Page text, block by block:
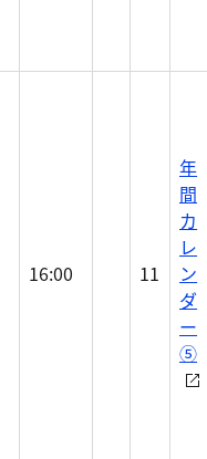
16:00 11
年
間
カ
レ
ン
ダ
ー
⑤